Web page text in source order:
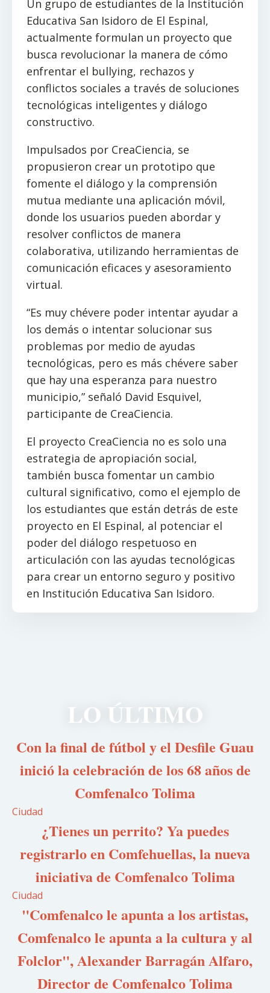
Un grupo de estudiantes de la Institución
Educativa San Isidoro de El Espinal,
actualmente formulan un proyecto que
busca revolucionar la manera de cómo
enfrentar el bullying, rechazos y
conflictos sociales a través de soluciones
tecnológicas inteligentes y diálogo
constructivo.
Impulsados por CreaCiencia, se
propusieron crear un prototipo que
fomente el diálogo y la comprensión
mutua mediante una aplicación móvil,
donde los usuarios pueden abordar y
resolver conflictos de manera
colaborativa, utilizando herramientas de
comunicación eficaces y asesoramiento
virtual.
“Es muy chévere poder intentar ayudar a
los demás o intentar solucionar sus
problemas por medio de ayudas
tecnológicas, pero es más chévere saber
que hay una esperanza para nuestro
municipio,” señaló David Esquivel,
participante de CreaCiencia.
El proyecto CreaCiencia no es solo una
estrategia de apropiación social,
también busca fomentar un cambio
cultural significativo, como el ejemplo de
los estudiantes que están detrás de este
proyecto en El Espinal, al potenciar el
poder del diálogo respetuoso en
articulación con las ayudas tecnológicas
para crear un entorno seguro y positivo
en Institución Educativa San Isidoro.
LO ÚLTIMO
Con la final de fútbol y el Desfile Guau
inició la celebración de los 68 años de
Comfenalco Tolima
Ciudad
¿Tienes un perrito? Ya puedes
registrarlo en Comfehuellas, la nueva
iniciativa de Comfenalco Tolima
Ciudad
"Comfenalco le apunta a los artistas,
Comfenalco le apunta a la cultura y al
Folclor", Alexander Barragán Alfaro,
Director de Comfenalco Tolima